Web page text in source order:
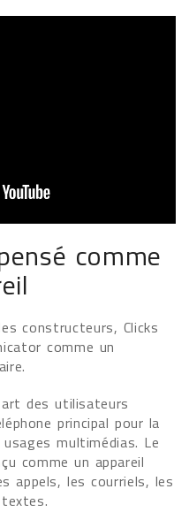
comme
constructeurs, Clicks
comme un
des utilisateurs
principal pour la
multimédias. Le
comme un appareil
appels, les courriels, les